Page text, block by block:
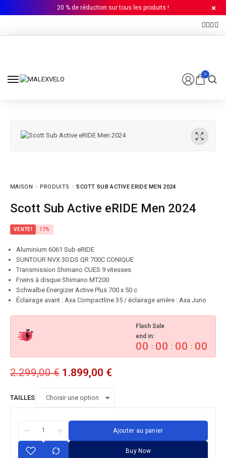
20 % de réduction sur tous les produits !
0
MAISON PRODUITS SCOTT SUB ACTIVE ERIDE MEN 2024
Scott Sub Active eRIDE Men 2024
VENTE! 17%
Aluminium 6061 Sub eRIDE
SUNTOUR NVX 30 DS QR 700C CONIQUE
Transmission Shimano CUES 9 vitesses
Freins à disque Shimano MT200
Schwalbe Energizer Active Plus 700 x 50 c
Éclairage avant : Axa Compactline 35 / éclairage arrière : Axa Juno
Flash Sale
end in:
00 : 00 : 00 : 00
2.299,00€ 1.899,00 €
TAILLES
Ajouter au panier
Buy Now